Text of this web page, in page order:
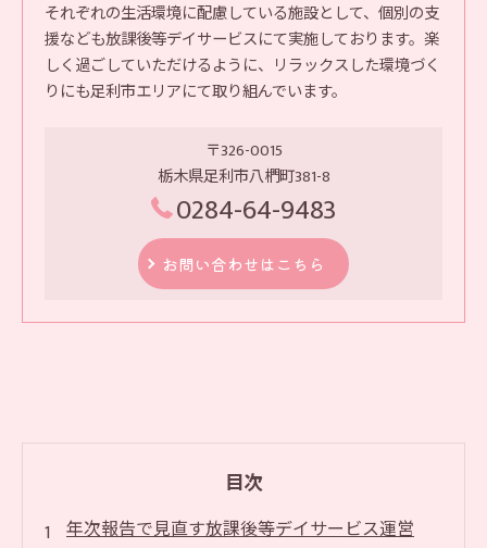
それぞれの生活環境に配慮している施設として、個別の支
援なども放課後等デイサービスにて実施しております。楽
しく過ごしていただけるように、リラックスした環境づく
りにも足利市エリアにて取り組んでいます。
〒326-0015
栃木県足利市八椚町381-8
0284-64-9483
お問い合わせはこちら
目次
年次報告で見直す放課後等デイサービス運営